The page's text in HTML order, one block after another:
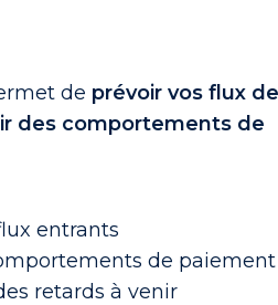
de prévoir vos flux de
des comportements de
entrants
de paiement
retards à venir